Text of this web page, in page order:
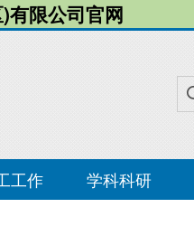
有限公司官网
工作 学科科研